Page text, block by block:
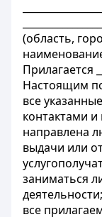
(область,
Прилагается
Настоящим
все
контактами
направлена
выдачи или
заниматься
деятельности;
все